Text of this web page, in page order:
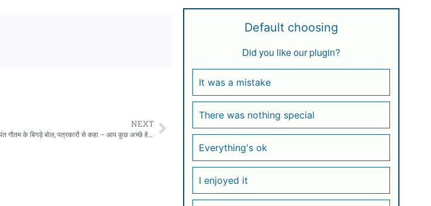
NEXT
हेलीकॉप्टर हादसों पर बीजेपी नेता दुष्यंत गौतम के बिगड़े बोल, पत्रकारों से कहा – आप कुछ अच्छे हेलीकॉप्टर बनाएं, जिसमें लोग ना मरें, आप तो महान व्यक्ति हैं.
Default choosing
Did you like our plugin?
It was a mistake
There was nothing special
Everything's ok
I enjoyed it